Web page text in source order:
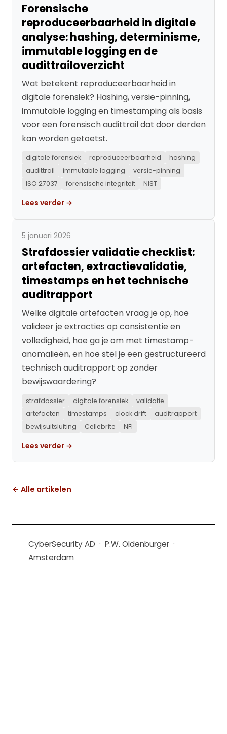
Forensische
reproduceerbaarheid in digitale
analyse: hashing, determinisme,
immutable logging en de
audittrailoverzicht
Wat betekent reproduceerbaarheid in
digitale forensiek? Hashing, versie-pinning,
immutable logging en timestamping als basis
voor een forensisch audittrail dat door derden
kan worden getoetst.
digitale forensiek reproduceerbaarheid
hashing
audittrail
immutable logging
versie-pinning
ISO 27037
forensische integriteit NIST
Lees verder →
5 januari 2026
Strafdossier validatie checklist:
artefacten, extractievalidatie,
timestamps en het technische
auditrapport
Welke digitale artefacten vraag je op, hoe
valideer je extracties op consistentie en
volledigheid, hoe ga je om met timestamp-
anomalieën, en hoe stel je een gestructureerd
technisch auditrapport op zonder
bewijswaardering?
strafdossier digitale forensiek
validatie
artefacten
timestamps clock drift
auditrapport
bewijsuitsluiting
Cellebrite NFI
Lees verder →
← Alle artikelen
CyberSecurity AD · P.W. Oldenburger ·
Amsterdam